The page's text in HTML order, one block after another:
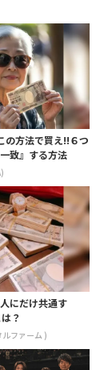
の方法で買え!!６つ
致』する方法
にだけ共通す
？
ファーム )